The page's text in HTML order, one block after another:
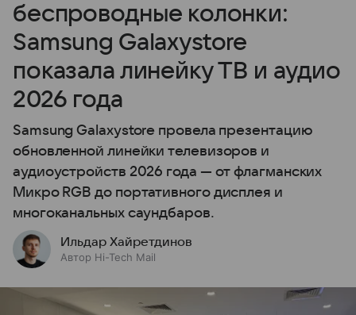
беспроводные колонки:
Samsung Galaxystore
показала линейку ТВ и аудио
2026 года
Samsung Galaxystore провела презентацию
обновленной линейки телевизоров и
аудиоустройств 2026 года — от флагманских
Микро RGB до портативного дисплея и
многоканальных саундбаров.
Ильдар Хайретдинов
Автор Hi-Tech Mail